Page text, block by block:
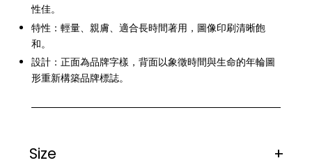
性佳。
特性：輕量、親膚、適合長時間著用，圖像印刷清晰飽
和。
設計：正面為品牌字樣，背面以象徵時間與生命的年輪圖
形重新構築品牌標誌。
Size